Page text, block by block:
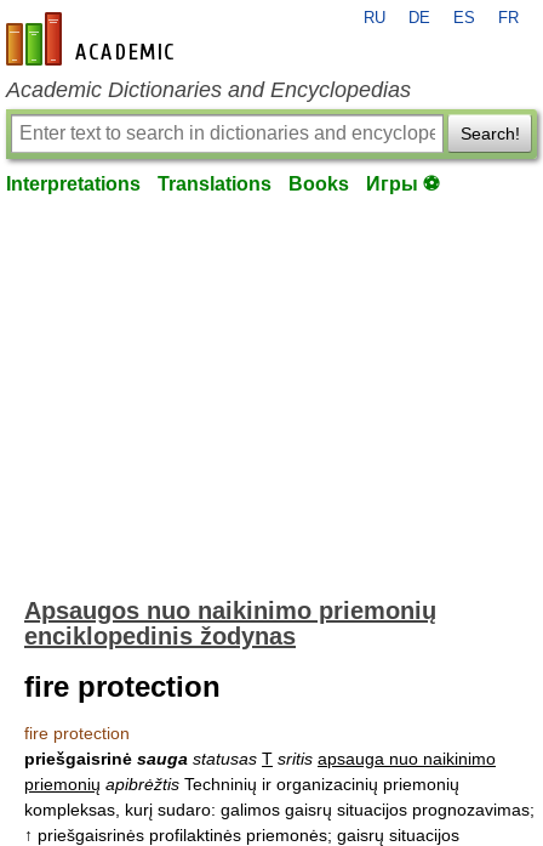
en-academic.com
RU DE ES FR
Academic Dictionaries and Encyclopedias
Search!
Interpretations Translations Books Игры ⚽
Apsaugos nuo naikinimo priemonių
enciklopedinis žodynas
fire protection
fire protection
priešgaisrinė sauga statusas T sritis apsauga nuo naikinimo
priemonių apibrėžtis Techninių ir organizacinių priemonių
kompleksas, kurį sudaro: galimos gaisrų situacijos prognozavimas;
↑ priešgaisrinės profilaktinės priemonės; gaisrų situacijos